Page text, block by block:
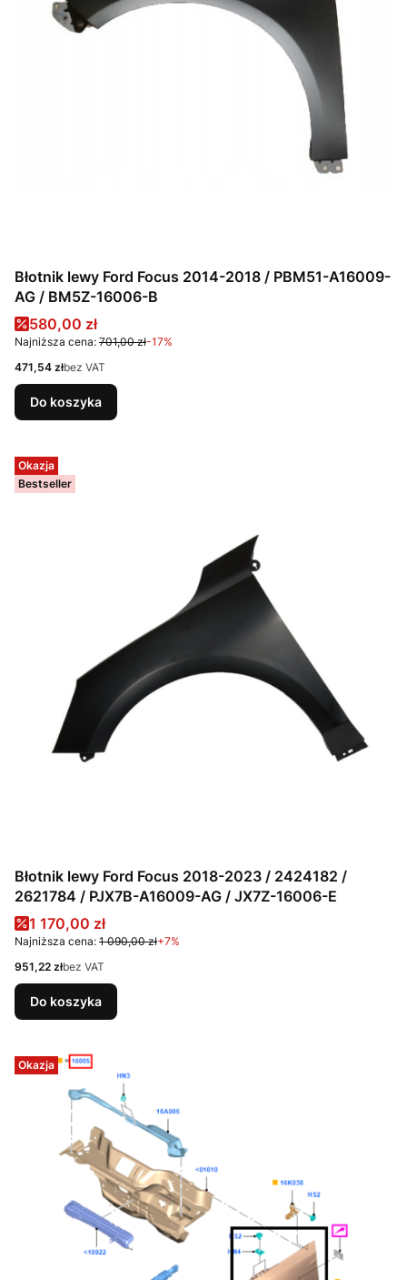
Błotnik lewy Ford Focus 2014-2018 / PBM51-A16009-
AG / BM5Z-16006-B
Cena promocyjna
580,00 zł
Najniższa cena: 701,00 zł-17%
Cena
471,54 złbez VAT
Do koszyka
Okazja
Bestseller
Błotnik lewy Ford Focus 2018-2023 / 2424182 /
2621784 / PJX7B-A16009-AG / JX7Z-16006-E
Cena promocyjna
1 170,00 zł
Najniższa cena: 1 090,00 zł+7%
Cena
951,22 złbez VAT
Do koszyka
Okazja